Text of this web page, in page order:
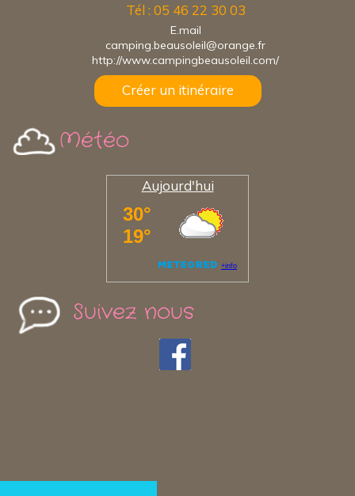
Tél : 05 46 22 30 03
E.mail
camping.beausoleil@orange.fr
http://www.campingbeausoleil.com/
Créer un itinéraire
Météo
Aujourd'hui
Suivez nous